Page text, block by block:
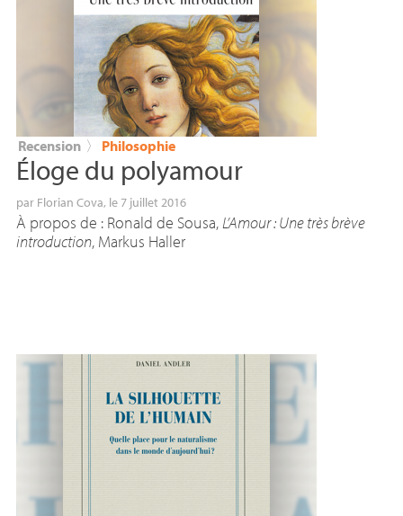
Recension 〉 Philosophie
Éloge du polyamour
par Florian Cova, le 7 juillet 2016
À propos de : Ronald de Sousa, L’Amour : Une très brève
introduction, Markus Haller